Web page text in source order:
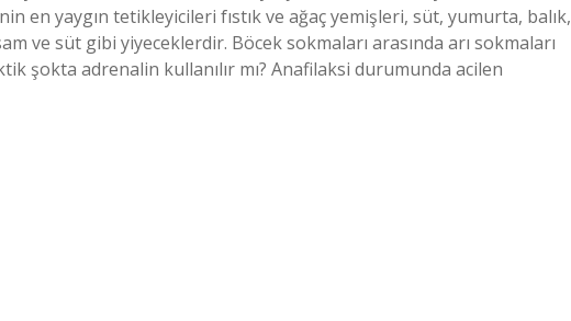
en yaygın tetikleyicileri fıstık ve ağaç yemişleri, süt, yumurta, balık,
ve süt gibi yiyeceklerdir. Böcek sokmaları arasında arı sokmaları
şokta adrenalin kullanılır mı? Anafilaksi durumunda acilen